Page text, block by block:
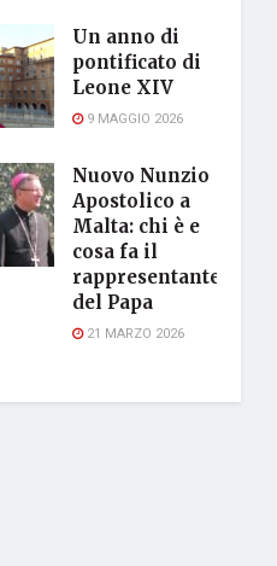
Un anno di
pontificato di
Leone XIV
9 MAGGIO 2026
Nuovo Nunzio
Apostolico a
Malta: chi è e
cosa fa il
rappresentante
del Papa
21 MARZO 2026